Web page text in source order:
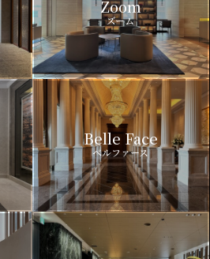
Zoom
ズーム
Belle Face
ベルファース